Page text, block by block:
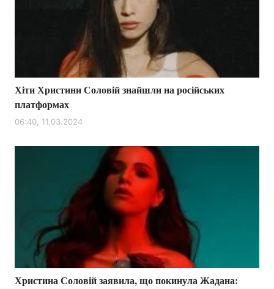
Хіти Христини Соловій знайшли на російських
платформах
06:40, 11.03.2024
Христина Соловій заявила, що покинула Жадана: